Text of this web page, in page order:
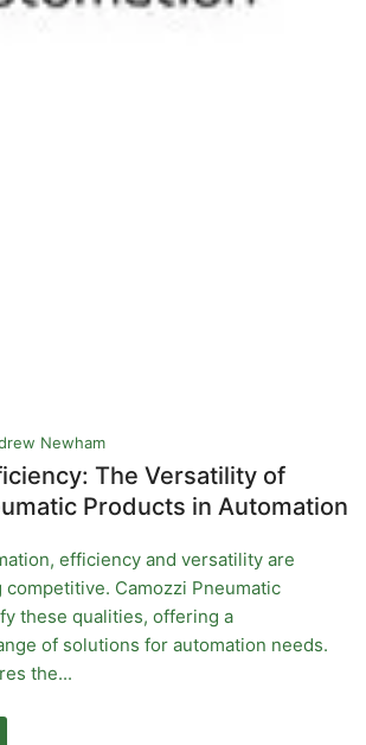
Newham
The Versatility of
Products in Automation
efficiency and versatility are
Camozzi Pneumatic
these qualities, offering a
of solutions for automation needs.
the...